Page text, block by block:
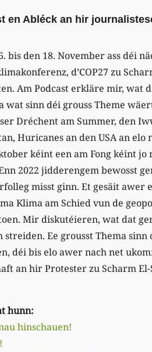
en Abléck an hir
bis den 18. November ass déi
d’COP27 zu
Am Podcast erkläre mir, wat
wat sinn déi grouss Theme
Dréchent am Summer, den
Huricanes an den USA an
kéint een am Fong kéint jo
2022 jidderengem bewosst
misst ginn. Et gesäit awer
Klima am Schied vun de
Mir diskutéieren, wat dat
streiden. Ee grousst Thema sinn
déi bis elo awer nach net
an hir Protester zu Scharm
hunn:
hinschauen!